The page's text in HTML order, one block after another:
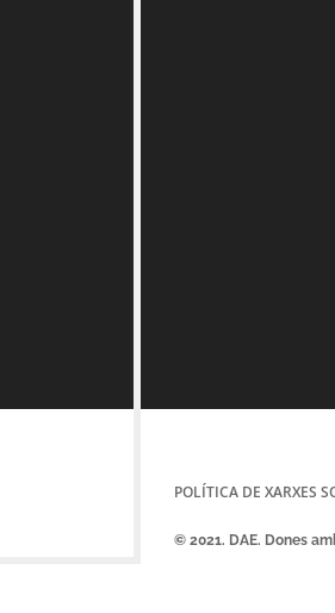
POLÍTICA DE XARXES
© 2021. DAE. Dones